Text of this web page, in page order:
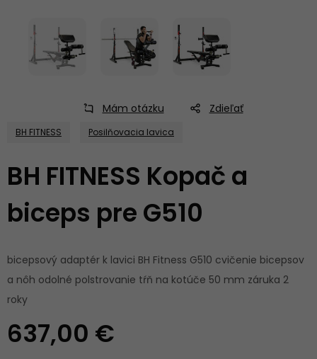
Mám otázku Zdieľať
BH FITNESS Posilňovacia lavica
BH FITNESS Kopač a
biceps pre G510
bicepsový adaptér k lavici BH Fitness G510 cvičenie bicepsov
a nôh odolné polstrovanie tŕň na kotúče 50 mm záruka 2
roky
637,00 €